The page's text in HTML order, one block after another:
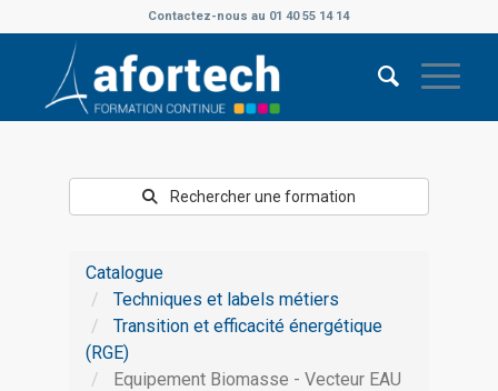
Contactez-nous au 01 40 55 14 14
Rechercher une formation
Catalogue
Techniques et labels métiers
Transition et efficacité énergétique
(RGE)
Equipement Biomasse - Vecteur EAU